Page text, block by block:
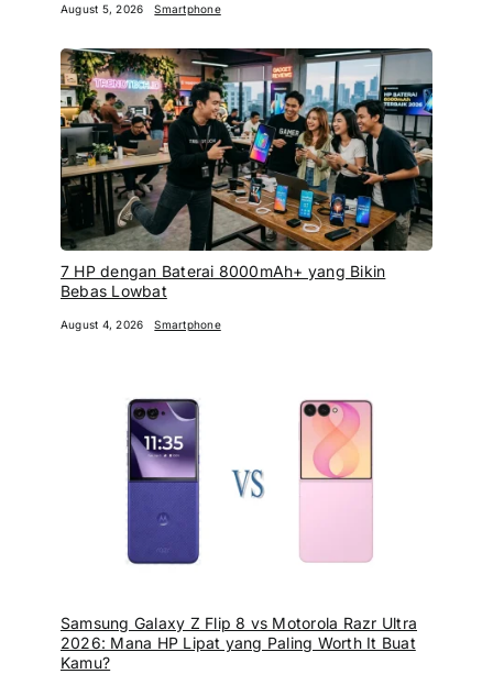
August 5, 2026 Smartphone
7 HP dengan Baterai 8000mAh+ yang Bikin
Bebas Lowbat
August 4, 2026 Smartphone
Samsung Galaxy Z Flip 8 vs Motorola Razr Ultra
2026: Mana HP Lipat yang Paling Worth It Buat
Kamu?